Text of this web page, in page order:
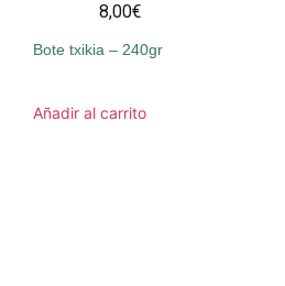
8,00€
Bote txikia – 240gr
Añadir al carrito